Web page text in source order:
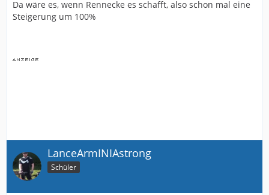
Da wäre es, wenn Rennecke es schafft, also schon mal eine
Steigerung um 100%
LanceArmINIAstrong
Schüler